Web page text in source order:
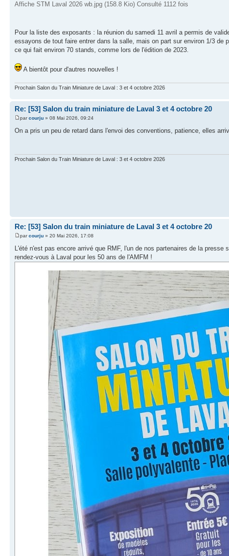
Affiche STM Laval 2026 wb.jpg (158.8 Kio) Consulté 1112 fois
Pour la liste des exposants : la réunion du samedi 11 avril a permis de
essayons de tout faire entrer dans la salle, mais on part sur environ 1/3
ce qui fait environ 70 stands, comme lors de l'édition de 2023.
A bientôt pour d'autres nouvelles !
Prochain Salon du Train Miniature de Laval : 3 et 4 octobre 2026
Re: [53] Salon du train miniature de Laval 3 et 4 octobre 20
parcourju » 08 Mai 2026, 09:24
On a pris un peu de retard dans l'envoi des conventions, patience, elles
Prochain Salon du Train Miniature de Laval : 3 et 4 octobre 2026
Re: [53] Salon du train miniature de Laval 3 et 4 octobre 20
parcourju » 20 Mai 2026, 17:08
L'été n'est pas encore arrivé que RMF, l'un de nos partenaires de la
rendez-vous à Laval pour les 50 ans de l'AMFM !